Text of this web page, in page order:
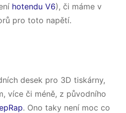
hotendu V6), či máme v
pro toto napětí.
desek pro 3D tiskárny,
více či méně, z původního
. Ono taky není moc co